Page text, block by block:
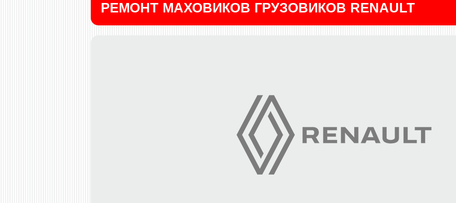
РЕМОНТ МАХОВИКОВ ГРУЗОВИКОВ RENAULT